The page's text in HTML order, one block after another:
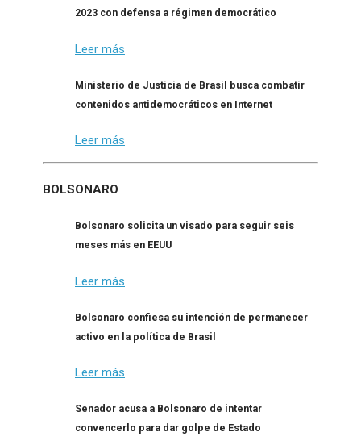
2023 con defensa a régimen democrático
Leer más
Ministerio de Justicia de Brasil busca combatir
contenidos antidemocráticos en Internet
Leer más
BOLSONARO
Bolsonaro solicita un visado para seguir seis
meses más en EEUU
Leer más
Bolsonaro confiesa su intención de permanecer
activo en la política de Brasil
Leer más
Senador acusa a Bolsonaro de intentar
convencerlo para dar golpe de Estado